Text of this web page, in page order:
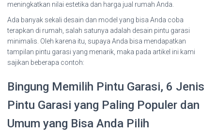
meningkatkan nilai estetika dan harga jual rumah Anda.
Ada banyak sekali desain dan model yang bisa Anda coba
terapkan di rumah, salah satunya adalah desain pintu garasi
minimalis. Oleh karena itu, supaya Anda bisa mendapatkan
tampilan pintu garasi yang menarik, maka pada artikel ini kami
sajikan beberapa contoh:
Bingung Memilih Pintu Garasi, 6 Jenis
Pintu Garasi yang Paling Populer dan
Umum yang Bisa Anda Pilih